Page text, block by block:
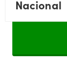
Nacional